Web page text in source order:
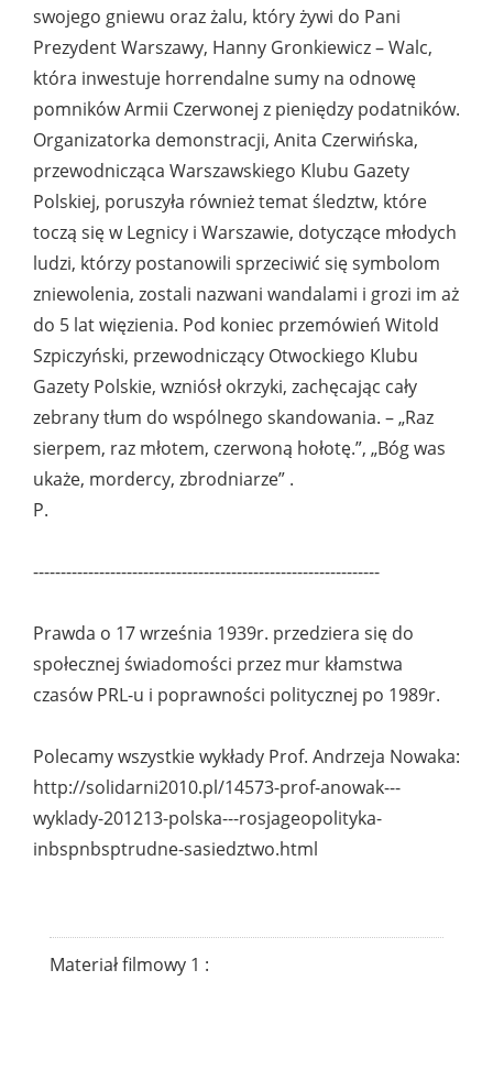
swojego gniewu oraz żalu, który żywi do Pani
Prezydent Warszawy, Hanny Gronkiewicz – Walc,
która inwestuje horrendalne sumy na odnowę
pomników Armii Czerwonej z pieniędzy podatników.
Organizatorka demonstracji, Anita Czerwińska,
przewodnicząca Warszawskiego Klubu Gazety
Polskiej, poruszyła również temat śledztw, które
toczą się w Legnicy i Warszawie, dotyczące młodych
ludzi, którzy postanowili sprzeciwić się symbolom
zniewolenia, zostali nazwani wandalami i grozi im aż
do 5 lat więzienia. Pod koniec przemówień Witold
Szpiczyński, przewodniczący Otwockiego Klubu
Gazety Polskie, wzniósł okrzyki, zachęcając cały
zebrany tłum do wspólnego skandowania. – „Raz
sierpem, raz młotem, czerwoną hołotę.”, „Bóg was
ukaże, mordercy, zbrodniarze” .
P.
---------------------------------------------------------------
Prawda o 17 września 1939r. przedziera się do
społecznej świadomości przez mur kłamstwa
czasów PRL-u i poprawności politycznej po 1989r.
Polecamy wszystkie wykłady Prof. Andrzeja Nowaka:
http://solidarni2010.pl/14573-prof-anowak---
wyklady-201213-polska---rosjageopolityka-
inbspnbsptrudne-sasiedztwo.html
Materiał filmowy 1 :